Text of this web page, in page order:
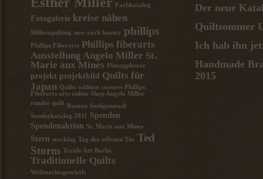
Farbkatalog
Fotogalerie kreise nähen
Millersquilting new york beauty phillips
Phillips Fiberarts Phillips fiberarts
Ausstellung Angelo Miller St.
Marie aux Mines
Pineapplestar
projekt projektbild Quilts für
Japan Quilts without corners Phillips
Fiberarts arts online Shop Angelo Miller
runder quilt
Rauten Seeligenstadt
Sonderkatalog 2011
Spenden
Spendenaktion St. Marie aux Mines
Stern stocking Tag der offenen Tür Ted
Storm Textile Art Berlin
Traditionelle Quilts
Weihnachtsgeschäft
Der neue
Quiltsommer
Ich hab ihn
Handmade
2015